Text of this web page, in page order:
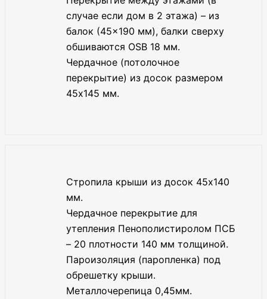
случае если дом в 2 этажа) – из
балок (45×190 мм), балки сверху
обшиваются OSB 18 мм.
Чердачное (потолочное
перекрытие) из досок размером
45х145 мм.
Стропила крыши из досок 45х140
мм.
Чердачное перекрытие для
утепления Пенополистиролом ПСБ
– 20 плотности 140 мм толщиной.
Пароизоляция (паропленка) под
обрешетку крыши.
Металлочерепица 0,45мм.